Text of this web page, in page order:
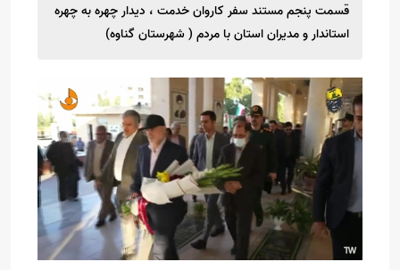
قسمت پنجم مستند سفر کاروان خدمت ، دیدار چهره به چهره
استاندار و مدیران استان با مردم ( شهرستان گناوه)